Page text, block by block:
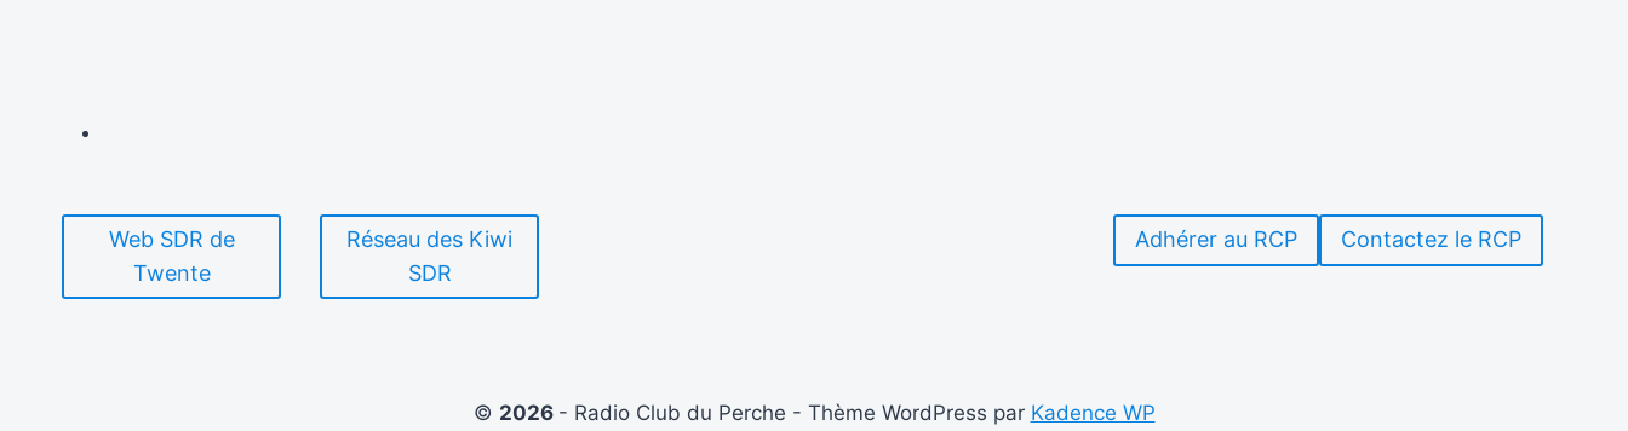
Web SDR de
Twente
Réseau des Kiwi
SDR
Adhérer au RCP Contactez le RCP
© 2026 - Radio Club du Perche - Thème WordPress par Kadence WP